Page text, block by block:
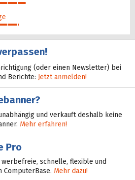
(oder einen Newsletter) bei
Berichte: Jetzt anmelden!
und verkauft deshalb keine
Mehr erfahren!
Pro
schnelle, flexible und
ComputerBase. Mehr dazu!